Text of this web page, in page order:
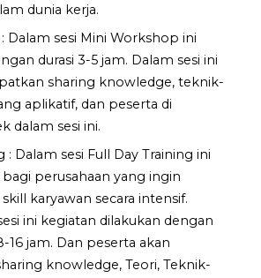
dunia kerja.
Dalam sesi Mini Workshop ini
durasi 3-5 jam. Dalam sesi ini
sharing knowledge, teknik-
aplikatif, dan peserta di
dalam sesi ini.
: Dalam sesi Full Day Training ini
bagi perusahaan yang ingin
karyawan secara intensif.
ini kegiatan dilakukan dengan
16 jam. Dan peserta akan
knowledge, Teori, Teknik-